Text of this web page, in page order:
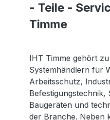
- Teile -
Timme
IHT Timme gehört
Systemhändlern für
Arbeitsschutz,
Befestigungstechnik,
Baugeräten und
der Branche. Neben